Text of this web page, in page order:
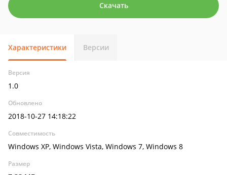
Скачать
Характеристики Версии
Версия
1.0
Обновлено
2018-10-27 14:18:22
Совместимость
Windows XP, Windows Vista, Windows 7, Windows 8
Размер